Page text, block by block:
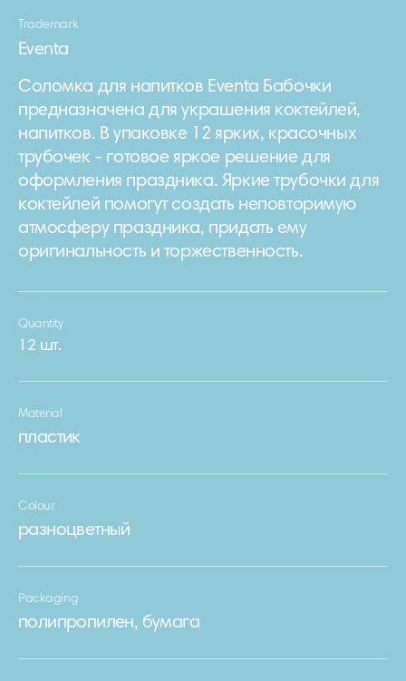
Trademark
Eventa
Соломка для напитков Eventa Бабочки
предназначена для украшения коктейлей,
напитков. В упаковке 12 ярких, красочных
трубочек - готовое яркое решение для
оформления праздника. Яркие трубочки для
коктейлей помогут создать неповторимую
атмосферу праздника, придать ему
оригинальность и торжественность.
Quantity
12 шт.
Material
пластик
Colour
разноцветный
Packaging
полипропилен, бумага